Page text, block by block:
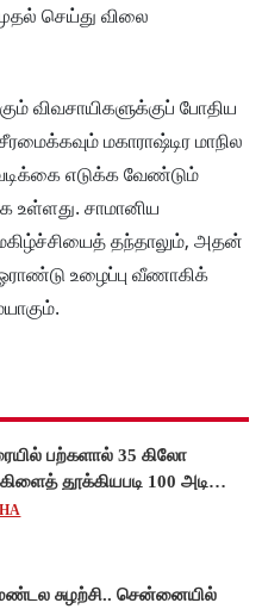
செய்து விலை
விவசாயிகளுக்குப் போதிய
மகாராஷ்டிர மாநில
எடுக்க வேண்டும்
உள்ளது. சாமானிய
தந்தாலும், அதன்
உழைப்பு வீணாகிக்
பற்களால் 35 கிலோ
தூக்கியபடி 100 அடி
சென்று முன்னாள் ராணுவ வீரர்
சுழற்சி.. சென்னையில்